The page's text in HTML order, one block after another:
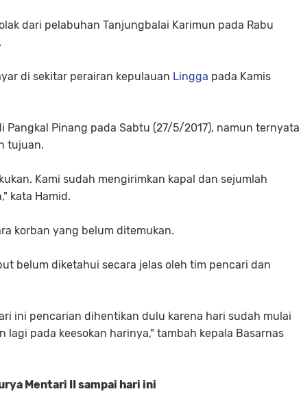
dari pelabuhan Tanjungbalai Karimun pada Rabu
di sekitar perairan kepulauan Lingga pada Kamis
Pangkal Pinang pada Sabtu (27/5/2017), namun ternyata
tujuan.
Kami sudah mengirimkan kapal dan sejumlah
kata Hamid.
korban yang belum ditemukan.
belum diketahui secara jelas oleh tim pencari dan
ini pencarian dihentikan dulu karena hari sudah mulai
lagi pada keesokan harinya," tambah kepala Basarnas
Mentari II sampai hari ini